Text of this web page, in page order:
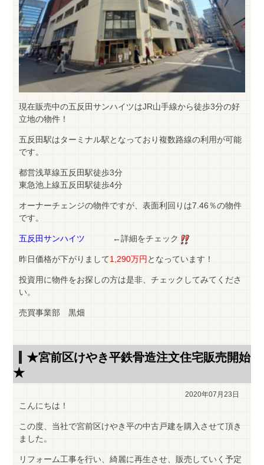
現在販売中の五反田サンハイツはJR山手線から徒歩3分の好
立地の物件！
五反田駅はターミナル駅となっており複数路線の利用が可能
です。
都営浅草線五反田駅徒歩3分
東急池上線五反田駅徒歩4分
オーナーチェンジの物件ですが、表面利回りは7.46％の物件
です。
五反田サンハイツ ←詳細をチェック
昨日価格が下がりまして1,290万円 となっています！
投資用に物件をお探しの方は是非、チェックしてみてくださ
い。
売買事業部 黒畑
★宮前区けやき平鉄骨造注文住宅販売開始
★
2020年07月23日
こんにちは！
この度、当社で宮前区けやき平の中古戸建を購入させて頂き
ました。
リフォーム工事を行い、綺麗に再生させ、販売していく予定